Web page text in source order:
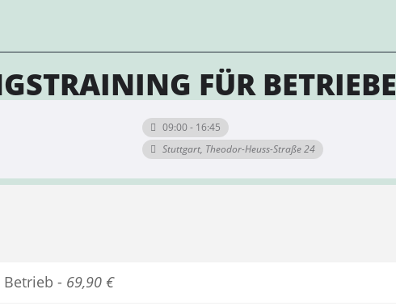
FÜR BETRIEBE
09:00 - 16:45
Stuttgart, Theodor-Heuss-Straße 24
- 69,90 €